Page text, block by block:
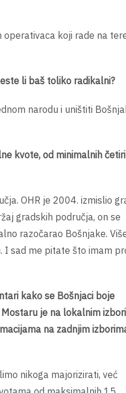
operativaca koji rade na
li baš toliko radikalni?
narodu i uništiti
kvote, od minimalnih
OHR je 2004. izmislio
gradskih područja, on se
razočarao Bošnjake.
I sad me pitate što imam
kako se Bošnjaci boje
je na lokalnim
na zadnjim
nikoga majorizirati, već